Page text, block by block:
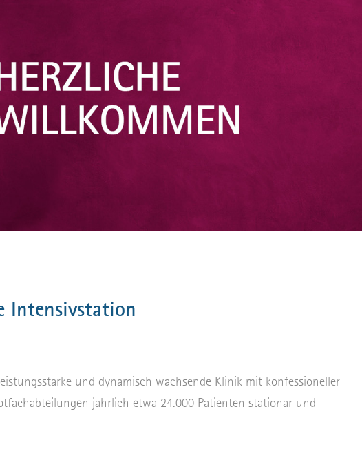
Intensivstation
und dynamisch wachsende Klinik mit konfessioneller
jährlich etwa 24.000 Patienten stationär und